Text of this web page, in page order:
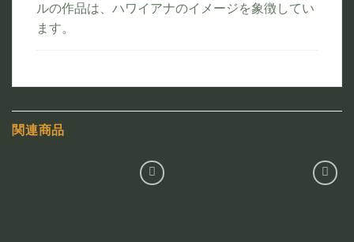
ルの作品は、ハワイアナのイメージを象徴してい
ます。
関連商品